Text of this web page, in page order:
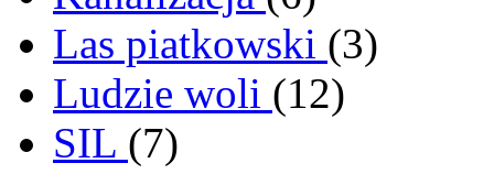
Las piatkowski (3)
Ludzie woli (12)
SIL (7)